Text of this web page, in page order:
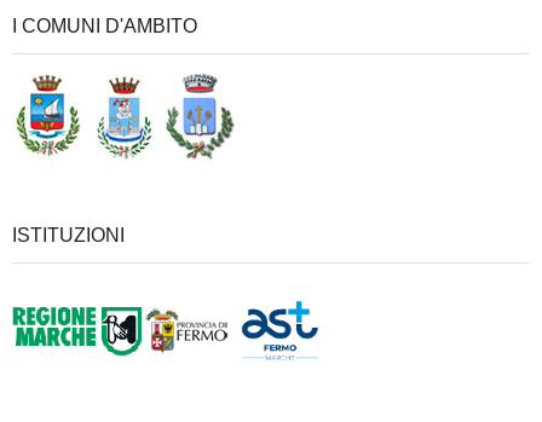
I COMUNI D'AMBITO
ISTITUZIONI